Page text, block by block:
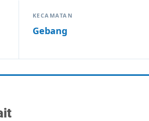
KECAMATAN
Gebang